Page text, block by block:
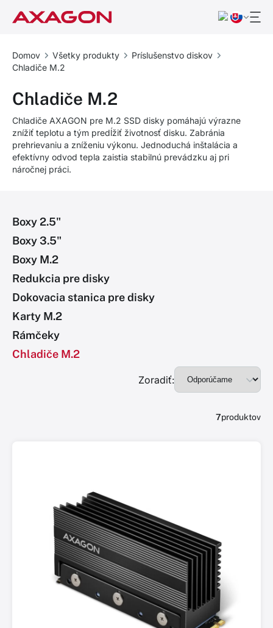
Domov Všetky produkty
Príslušenstvo diskov
Chladiče M.2
Chladiče M.2
Chladiče AXAGON pre M.2 SSD disky pomáhajú výrazne
znížiť teplotu a tým predĺžiť životnosť disku. Zabránia
prehrievaniu a zníženiu výkonu. Jednoduchá inštalácia a
efektívny odvod tepla zaistia stabilnú prevádzku aj pri
náročnej práci.
Boxy 2.5"
Boxy 3.5"
Boxy M.2
Redukcia pre disky
Dokovacia stanica pre disky
Karty M.2
Rámčeky
Chladiče M.2
Zoradiť:
7produktov